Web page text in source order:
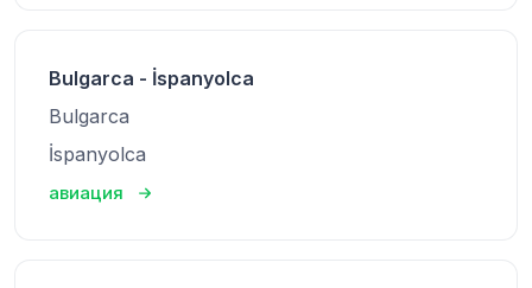
Bulgarca - İspanyolca
Bulgarca
İspanyolca
авиация